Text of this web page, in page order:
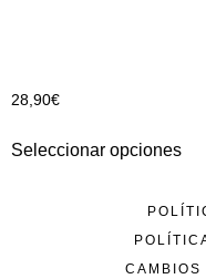
28,90€
Seleccionar opciones
CAMBIOS